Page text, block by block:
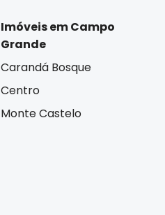
Imóveis em Campo
Grande
Carandá Bosque
Centro
Monte Castelo